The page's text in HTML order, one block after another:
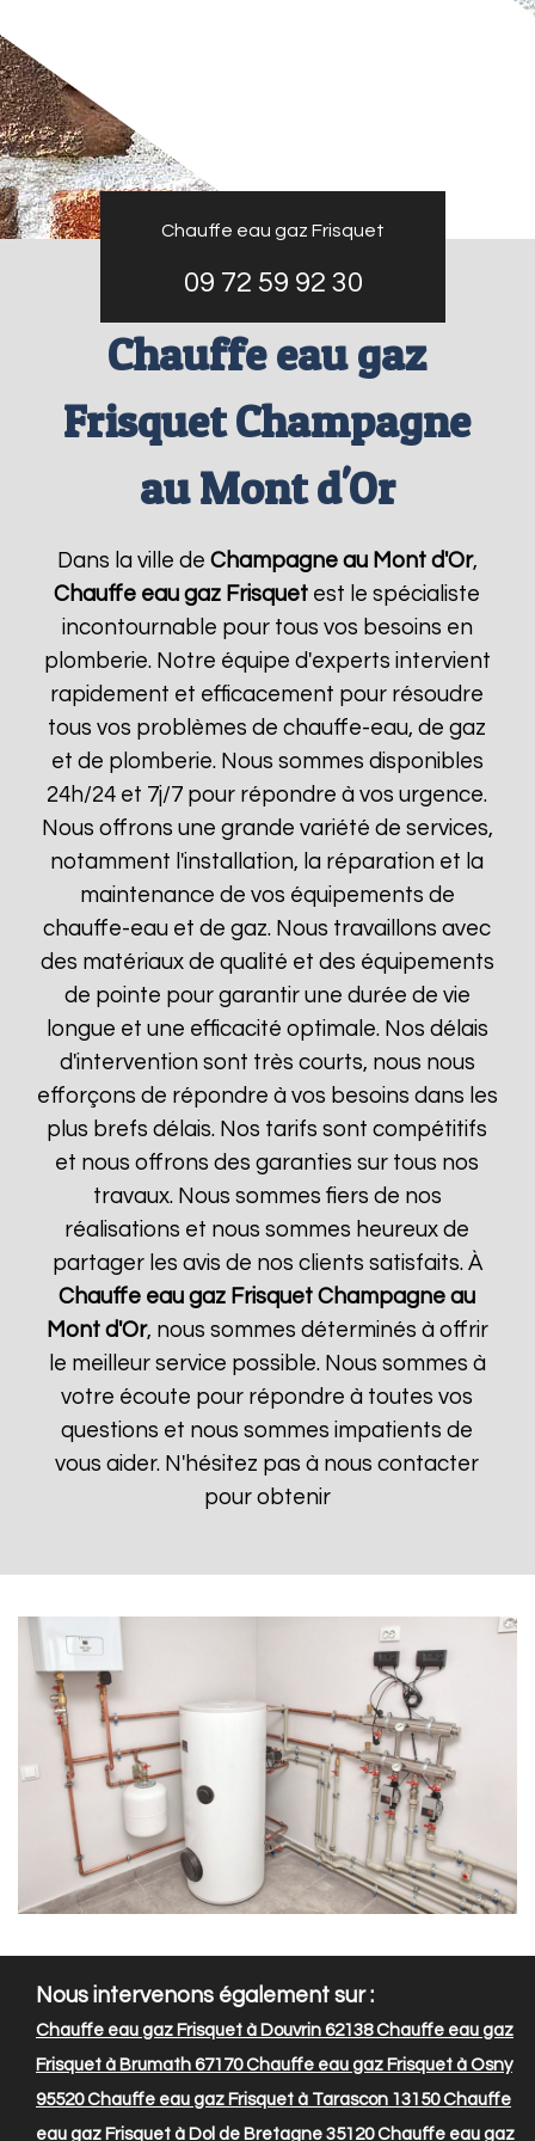
Chauffe eau gaz Frisquet
09 72 59 92 30
Chauffe eau gaz
Frisquet Champagne
au Mont d'Or
Dans la ville de Champagne au Mont d'Or,
Chauffe eau gaz Frisquet est le spécialiste
incontournable pour tous vos besoins en
plomberie. Notre équipe d'experts intervient
rapidement et efficacement pour résoudre
tous vos problèmes de chauffe-eau, de gaz
et de plomberie. Nous sommes disponibles
24h/24 et 7j/7 pour répondre à vos urgence.
Nous offrons une grande variété de services,
notamment l'installation, la réparation et la
maintenance de vos équipements de
chauffe-eau et de gaz. Nous travaillons avec
des matériaux de qualité et des équipements
de pointe pour garantir une durée de vie
longue et une efficacité optimale. Nos délais
d'intervention sont très courts, nous nous
efforçons de répondre à vos besoins dans les
plus brefs délais. Nos tarifs sont compétitifs
et nous offrons des garanties sur tous nos
travaux. Nous sommes fiers de nos
réalisations et nous sommes heureux de
partager les avis de nos clients satisfaits. À
Chauffe eau gaz Frisquet Champagne au
Mont d'Or, nous sommes déterminés à offrir
le meilleur service possible. Nous sommes à
votre écoute pour répondre à toutes vos
questions et nous sommes impatients de
vous aider. N'hésitez pas à nous contacter
pour obtenir
Nous intervenons également sur :
Chauffe eau gaz Frisquet à Douvrin 62138Chauffe eau gaz
Frisquet à Brumath 67170Chauffe eau gaz Frisquet à Osny
95520Chauffe eau gaz Frisquet à Tarascon 13150Chauffe
eau gaz Frisquet à Dol de Bretagne 35120Chauffe eau gaz